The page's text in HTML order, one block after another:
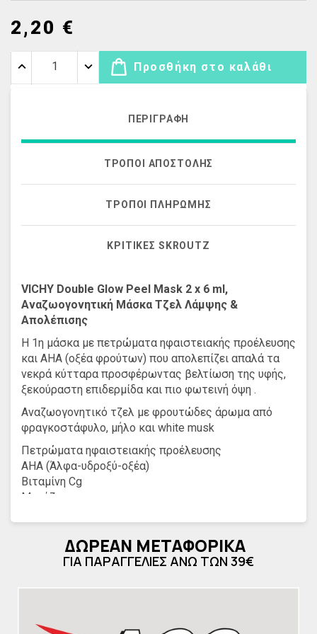
2,20 €
Προσθήκη στο καλάθι
ΠΕΡΙΓΡΑΦΉ
ΤΡΌΠΟΙ ΑΠΟΣΤΟΛΉΣ
ΤΡΌΠΟΙ ΠΛΗΡΩΜΉΣ
ΚΡΙΤΙΚΈΣ SKROUTZ
VICHY Double Glow Peel Mask 2 x 6 ml,
Αναζωογονητική Μάσκα Τζελ Λάμψης &
Απολέπισης
H 1η μάσκα με πετρώματα ηφαιστειακής προέλευσης
και ΑΗΑ (οξέα φρούτων) που απολεπίζει απαλά τα
νεκρά κύτταρα προσφέρωντας βελτίωση της υφής,
ξεκούραστη επιδερμίδα και πιο φωτεινή όψη .
Αναζωογονητικό τζελ με φρουτώδες άρωμα από
φραγκοστάφυλο, μήλο και white musk
Πετρώματα ηφαιστειακής προέλευσης
ΑΗΑ (Άλφα-υδροξύ-οξέα)
Βιταμίνη Cg
Μανόζη
δερματολογικό έλεγχο. Σύνθεση εμπλουτισμένη με
το Ιαματικό Μεταλλικό Νερό VICHY. Υποαλλεργική.
ΔΩΡΕΑΝ ΜΕΤΑΦΟΡΙΚΑ
ΓΙΑ ΠΑΡΑΓΓΕΛΙΕΣ ΑΝΩ ΤΩΝ 39€